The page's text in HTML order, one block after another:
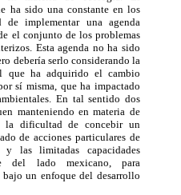
ha sido una constante en los
implementar una agenda
el conjunto de los problemas
Esta agenda no ha sido
debería serlo considerando la
que ha adquirido el cambio
sí misma, que ha impactado
En tal sentido dos
manteniendo en materia de
la dificultad de concebir un
de acciones particulares de
y las limitadas capacidades
del lado mexicano, para
bajo un enfoque del desarrollo